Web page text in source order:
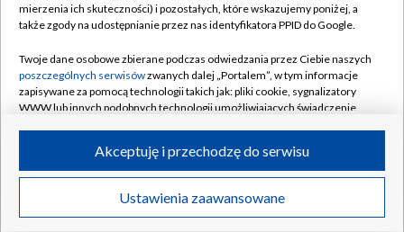
Naziemna Telewizja Cyfrowa
Rada Programowa
System NOS
Informacje o nadawcy
Program dla prasy
Ogłoszenie przetargowe
Pomoc
Kontakt
Kanały
©2026 Telewizja Polska S.A. w likwidacji
mierzenia ich skuteczności) i pozostałych, które wskazujemy poniżej, a
także zgody na udostępnianie przez nas identyfikatora PPID do Google.
Twoje dane osobowe zbierane podczas odwiedzania przez Ciebie naszych
poszczególnych serwisówzwanych dalej „Portalem”, w tym informacje
zapisywane za pomocą technologii takich jak: pliki cookie, sygnalizatory
WWW lub innych podobnych technologii umożliwiających świadczenie
ruchu w Internecie.
Twoje dane osobowe zbierane podczas odwiedzania przez Ciebie
poszczególnych serwisówna Portalu, takie jak adresy IP, identyfikatory
Ustawienia zaawansowane
Akceptuję i przechodzę do serwisu